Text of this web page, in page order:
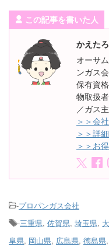
この記事を書いた人
かえた
オーサ
ンガス
保有資
物取扱
／ガス
＞＞会
＞＞詳
＞＞お
-プロパンガス会社
-三重県, 佐賀県, 埼玉県,
阜県, 岡山県, 広島県, 徳島県,